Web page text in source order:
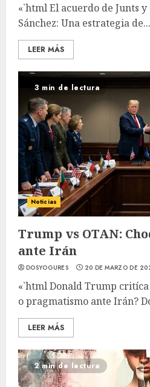
«`html El acuerdo de Junts
Sánchez: Una estrategia de...
LEER MÁS
3 min de lectura
Noticias
Trump vs OTAN:
ante Irán
DOSYOGURES 20 DE MARZO DE
«`html Donald Trump critíca
o pragmatismo ante Irán?
LEER MÁS
2 min de lectura